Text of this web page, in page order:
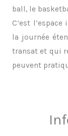
ball, le
C’est
la journée
transat et qui
peuvent